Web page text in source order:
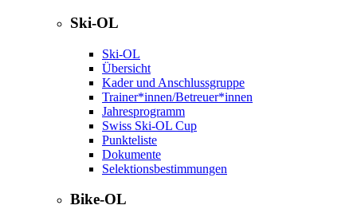
Ski-OL
Ski-OL
Übersicht
Kader und Anschlussgruppe
Trainer*innen/Betreuer*innen
Jahresprogramm
Swiss Ski-OL Cup
Punkteliste
Dokumente
Selektionsbestimmungen
Bike-OL